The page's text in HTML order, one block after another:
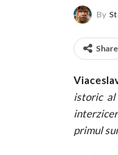
By
Share
istoric al
primul